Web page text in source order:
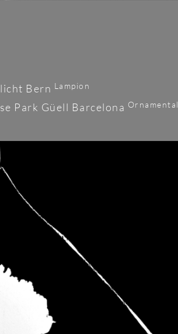
Bern Lampion
Park Güell Barcelona Ornamental